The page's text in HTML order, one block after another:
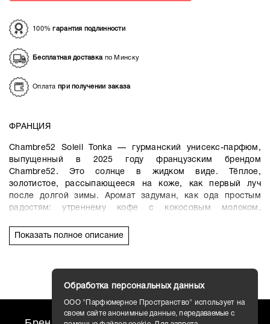
100%гарантия подлинности
Бесплатная доставкапо Минску
Оплата при получении заказа
ФРАНЦИЯ
Chambre52 Soleil Tonka — гурманский унисекс-парфюм,
выпущенный в 2025 году французским брендом
Chambre52. Это солнце в жидком виде. Тёплое,
золотистое, рассыпающееся на коже, как первый луч
после долгой зимы. Аромат задуман, как ода простым
радостям: утреннему кофе с кокосовым молоком,
замер в свете.
раскололи спелый орех под тенью пальмы. Бобы тонка —
сердце аромата: сладковато-миндальное, с оттенками
сена, ванили и лёгкой горчинкой, которая делает
Показать полное описание
Обработка персональных данных
ООО "Парфюмерное Пространство" использует на
своем сайте анонимные данные, передаваемые с